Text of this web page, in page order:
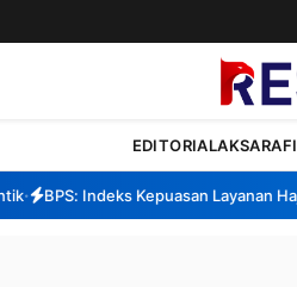
EDITORIALAKSARA
BPS: Indeks Kepuasan Layanan Haji